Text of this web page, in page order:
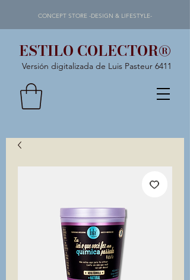
ESTILO COLECTOR®
Versión digitalizada de Luis Pasteur 6411
CONCEPT STORE -DESIGN & LIFESTYLE-